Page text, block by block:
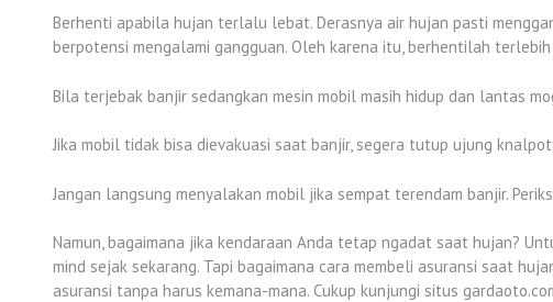
Berhenti apabila hujan terlalu lebat. Derasnya air hujan pasti
berpotensi mengalami gangguan. Oleh karena itu, berhentilah
Bila terjebak banjir sedangkan mesin mobil masih hidup dan lantas
Jika mobil tidak bisa dievakuasi saat banjir, segera tutup ujung
Jangan langsung menyalakan mobil jika sempat terendam banjir.
Namun, bagaimana jika kendaraan Anda tetap ngadat saat hujan?
mind sejak sekarang. Tapi bagaimana cara membeli asuransi saat
asuransi tanpa harus kemana-mana. Cukup kunjungi situs